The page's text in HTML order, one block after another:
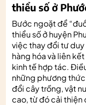
thiểu số ở
Bước ngoặt để
thiểu số ở huyện
việc thay đổi tư
hàng hóa và liên
kinh tế hợp tác.
những phương
đổi cây trồng, vật
cao, từ đó cải thiện